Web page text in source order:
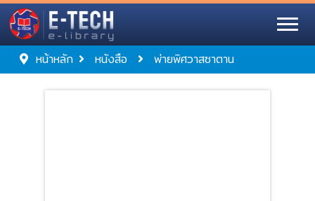
หน้าหลัก หนังสือ พ่ายพิศวาสซาตาน